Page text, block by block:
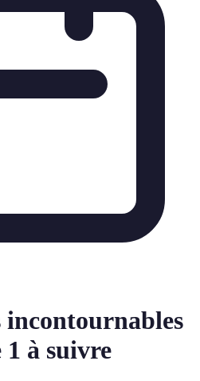
incontournables
à suivre